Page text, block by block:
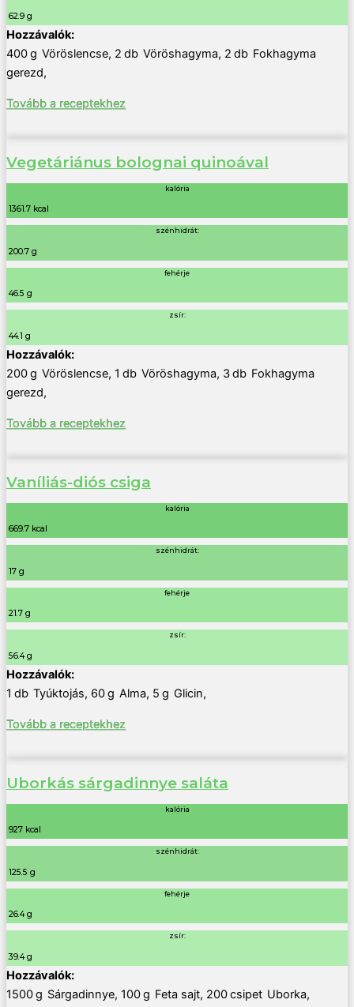
62.9 g
400g Vöröslencse, 2 db Vöröshagyma, 2 db Fokhagyma
gerezd,
Tovább a receptekhez
Vegetáriánus bolognai quinoával
kalória
1361.7 kcal
szénhidrát:
200.7 g
fehérje
46.5 g
zsír:
44.1 g
200g Vöröslencse, 1 db Vöröshagyma, 3db Fokhagyma
gerezd,
Tovább a receptekhez
Vaníliás-diós csiga
kalória
669.7 kcal
szénhidrát:
17 g
fehérje
21.7 g
zsír:
56.4 g
1 db Tyúktojás, 60g Alma, 5 g Glicin,
Tovább a receptekhez
Uborkás sárgadinnye saláta
kalória
927 kcal
szénhidrát:
125.5 g
fehérje
26.4 g
zsír:
39.4 g
1500g Sárgadinnye, 100g Feta sajt, 200csipet Uborka,